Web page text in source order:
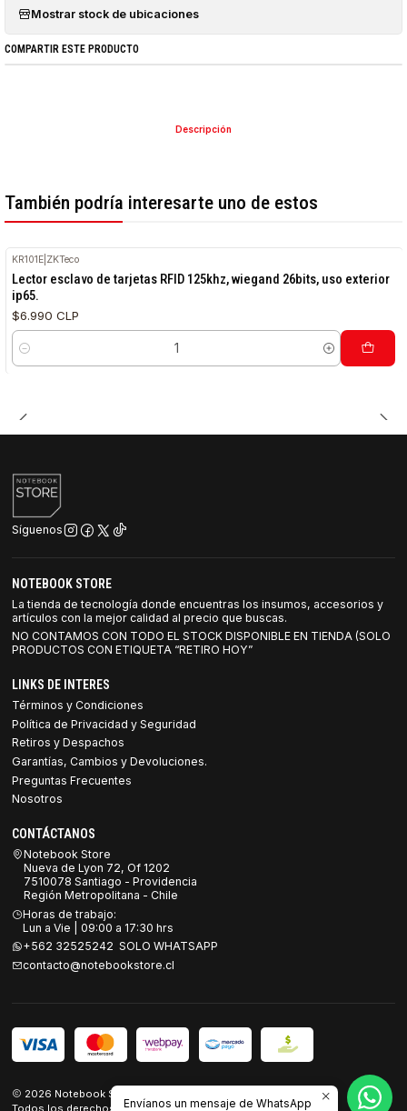
Mostrar stock de ubicaciones
COMPARTIR ESTE PRODUCTO
Descripción
También podría interesarte uno de estos
KR101E ZKTeco
Lector esclavo de tarjetas RFID 125khz, wiegand 26bits, uso exterior
ip65.
$6.990 CLP
Cantidad
Síguenos
NOTEBOOK STORE
La tienda de tecnología donde encuentras los insumos, accesorios y
artículos con la mejor calidad al precio que buscas.
NO CONTAMOS CON TODO EL STOCK DISPONIBLE EN TIENDA (SOLO
PRODUCTOS CON ETIQUETA “RETIRO HOY”
LINKS DE INTERES
Términos y Condiciones
Política de Privacidad y Seguridad
Retiros y Despachos
Garantías, Cambios y Devoluciones.
Preguntas Frecuentes
Nosotros
CONTÁCTANOS
Notebook Store
Nueva de Lyon 72, Of 1202
7510078 Santiago - Providencia
Región Metropolitana - Chile
Horas de trabajo:
Lun a Vie | 09:00 a 17:30 hrs
+562 32525242 SOLO WHATSAPP
contacto@notebookstore.cl
2026 Notebook Store.
Todos los derechos reservados.Desarrollado por Jumpseller
Envíanos un mensaje de WhatsApp